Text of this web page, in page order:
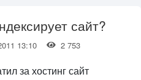
сайт?
13:10 2 753
за хостинг сайт